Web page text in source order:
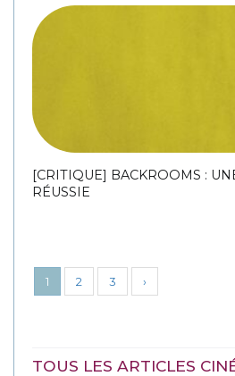
[CRITIQUE] BACKROOMS :
RÉUSSIE
1 2 3 ›
TOUS LES ARTICLES